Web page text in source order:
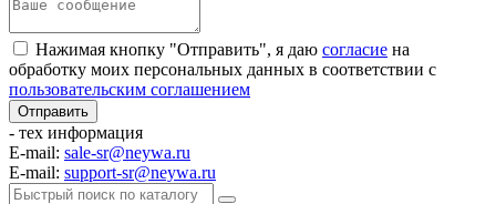
Нажимая кнопку "Отправить", я даю согласие на
обработку моих персональных данных в соответствии с
пользовательским соглашением
- тех информация
E-mail: sale-sr@neywa.ru
E-mail: support-sr@neywa.ru